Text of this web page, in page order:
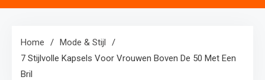
Voetservice –
Schoonheid en
fitnessconsultatie voor optimale voetverzorging en
Home
Mode & Stijl
7 Stijlvolle Kapsels Voor Vrouwen Boven De 50 Met Een
Bril